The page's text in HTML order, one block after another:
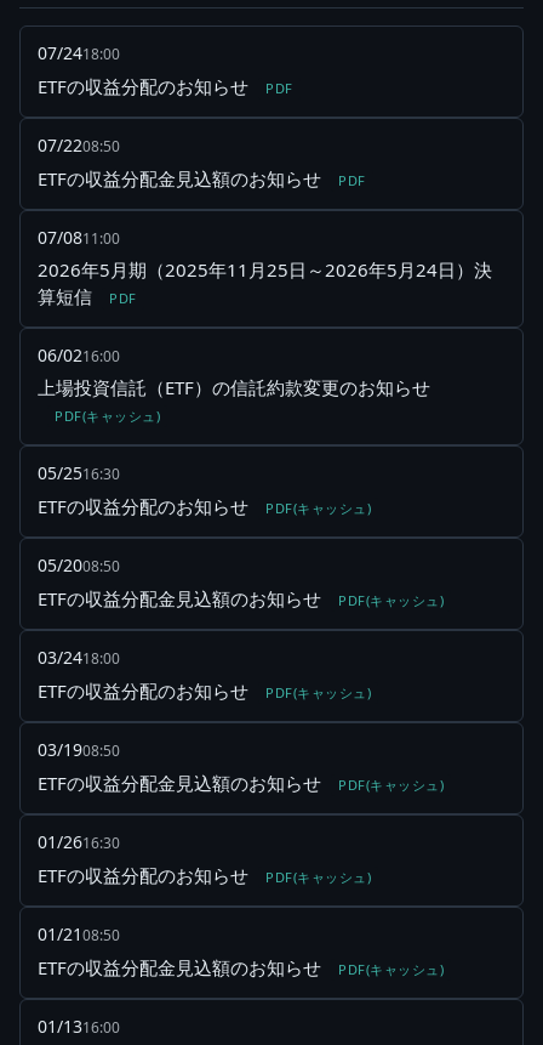
07/2418:00
ETFの収益分配のお知らせ PDF
07/2208:50
ETFの収益分配金見込額のお知らせ PDF
07/0811:00
2026年5月期（2025年11月25日～2026年5月24日）決
算短信
PDF
06/0216:00
上場投資信託（ETF）の信託約款変更のお知らせ
PDF(キャッシュ)
05/2516:30
ETFの収益分配のお知らせ PDF(キャッシュ)
05/2008:50
ETFの収益分配金見込額のお知らせ PDF(キャッシュ)
03/2418:00
ETFの収益分配のお知らせ PDF(キャッシュ)
03/1908:50
ETFの収益分配金見込額のお知らせ PDF(キャッシュ)
01/2616:30
ETFの収益分配のお知らせ PDF(キャッシュ)
01/2108:50
ETFの収益分配金見込額のお知らせ PDF(キャッシュ)
01/1316:00